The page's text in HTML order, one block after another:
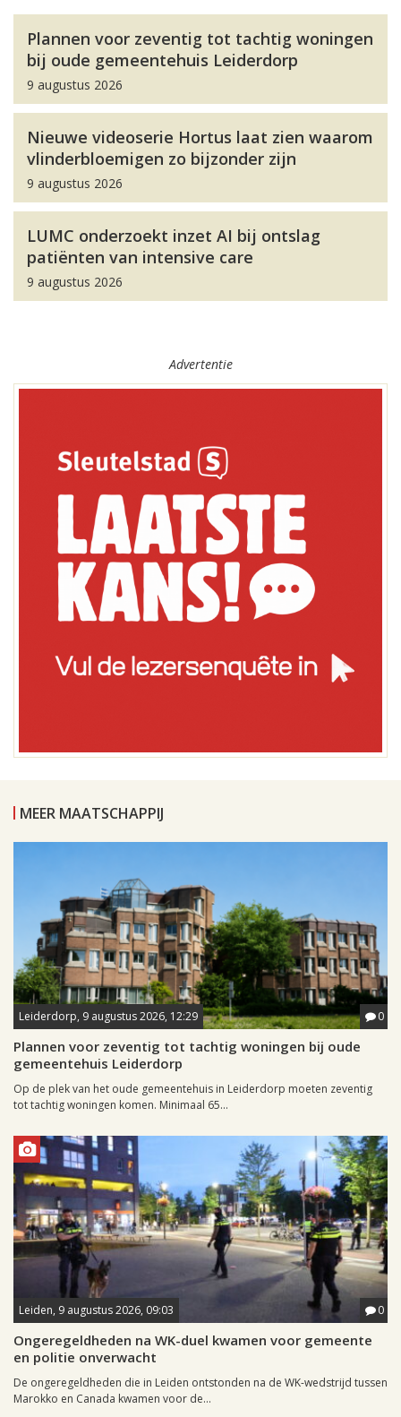
Plannen voor zeventig tot tachtig woningen
bij oude gemeentehuis Leiderdorp
9 augustus 2026
Nieuwe videoserie Hortus laat zien waarom
vlinderbloemigen zo bijzonder zijn
9 augustus 2026
LUMC onderzoekt inzet AI bij ontslag
patiënten van intensive care
9 augustus 2026
Advertentie
MEER MAATSCHAPPIJ
Leiderdorp, 9 augustus 2026, 12:29 0
Plannen voor zeventig tot tachtig woningen bij oude
gemeentehuis Leiderdorp
Op de plek van het oude gemeentehuis in Leiderdorp moeten zeventig
tot tachtig woningen komen. Minimaal 65...
Leiden, 9 augustus 2026, 09:03 0
Ongeregeldheden na WK-duel kwamen voor gemeente
en politie onverwacht
De ongeregeldheden die in Leiden ontstonden na de WK-wedstrijd tussen
Marokko en Canada kwamen voor de...